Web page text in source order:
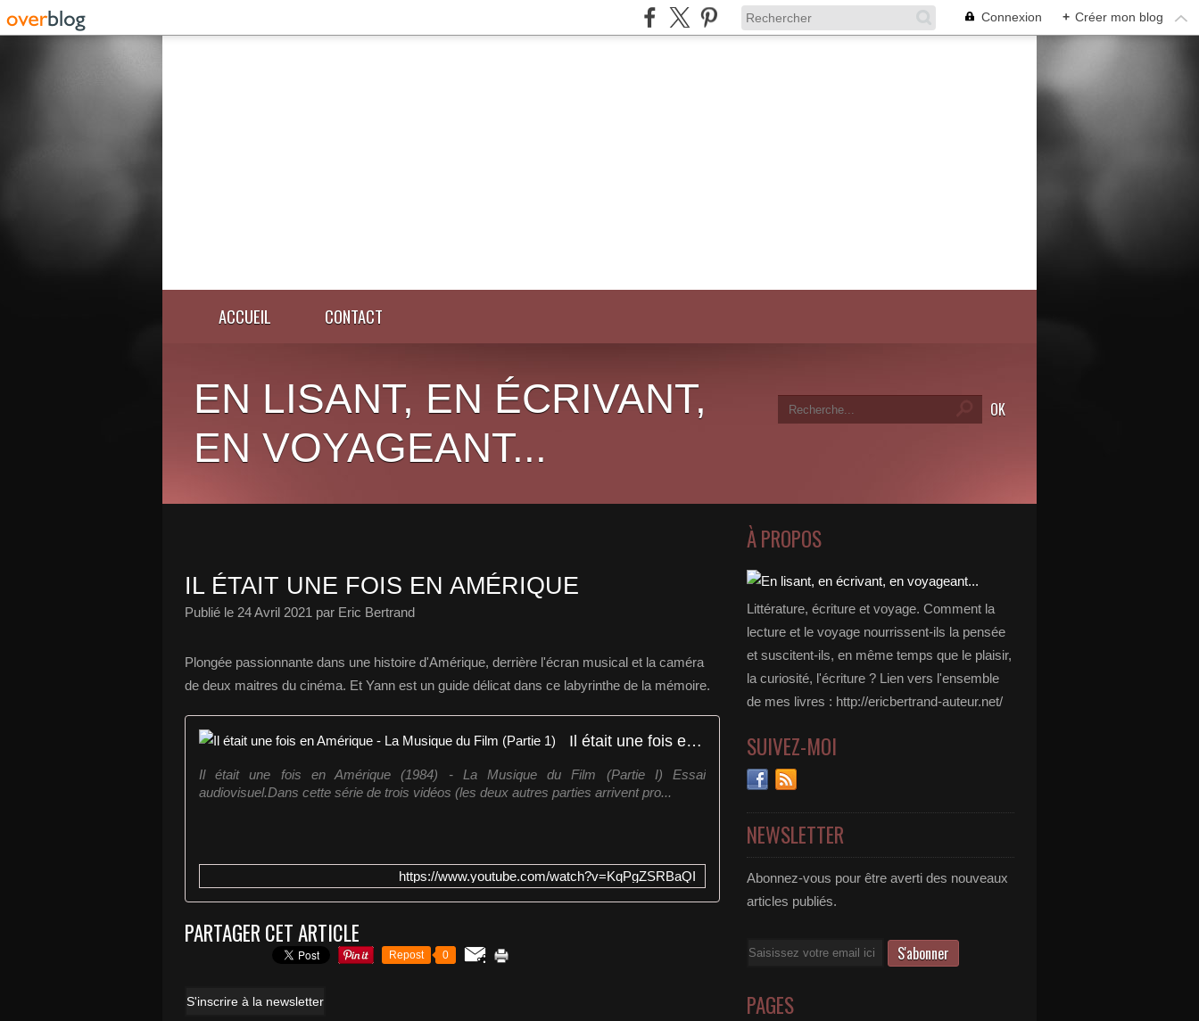
Connexion + Créer mon blog
ACCUEIL CONTACT
EN LISANT, EN ÉCRIVANT,
EN VOYAGEANT...
IL ÉTAIT UNE FOIS EN AMÉRIQUE
Publié le 24 Avril 2021 par Eric Bertrand
Plongée passionnante dans une histoire d'Amérique, derrière l'écran musical et la caméra
de deux maitres du cinéma. Et Yann est un guide délicat dans ce labyrinthe de la mémoire.
Il était une fois en Amérique - La Musique du Film (Partie 1)
Il était une fois en Amérique (1984) - La Musique du Film (Partie I) Essai
audiovisuel.Dans cette série de trois vidéos (les deux autres parties arrivent pro...
https://www.youtube.com/watch?v=KqPgZSRBaQI
PARTAGER CET ARTICLE
Repost 0
S'inscrire à la newsletter
À PROPOS
Littérature, écriture et voyage. Comment la
lecture et le voyage nourrissent-ils la pensée
et suscitent-ils, en même temps que le plaisir,
la curiosité, l'écriture ? Lien vers l'ensemble
de mes livres : http://ericbertrand-auteur.net/
SUIVEZ-MOI
NEWSLETTER
Abonnez-vous pour être averti des nouveaux
articles publiés.
Email
PAGES